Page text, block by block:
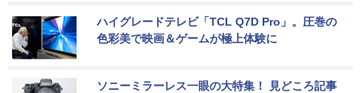
ハイグレードテレビ「TCL Q7D Pro」。圧巻の
色彩美で映画＆ゲームが極上体験に
ソニーミラーレス一眼の大特集！ 見どころ記事